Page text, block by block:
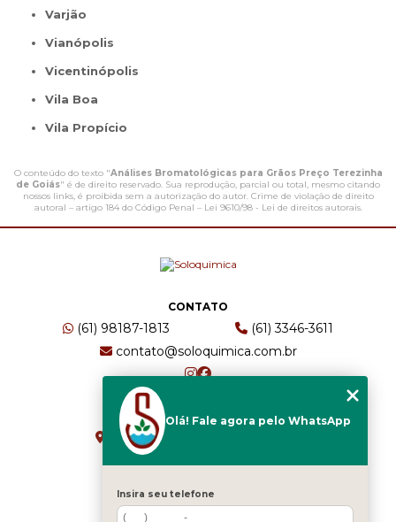
Varjão
Vianópolis
Vicentinópolis
Vila Boa
Vila Propício
O conteúdo do texto "Análises Bromatológicas para Grãos Preço Terezinha
de Goiás" é de direito reservado. Sua reprodução, parcial ou total, mesmo citando
nossos links, é proibida sem a autorização do autor. Crime de violação de direito
autoral – artigo 184 do Código Penal – Lei 9610/98 - Lei de direitos autorais.
CONTATO
(61) 98187-1813
(61) 3346-3611
contato@soloquimica.com.br
ENDEREÇO
CRS 511 Sul, Bl B, Sl 49 - Asa Sul
Brasília - DF - CEP: 70361-520
Olá! Fale agora pelo WhatsApp
Insira seu telefone